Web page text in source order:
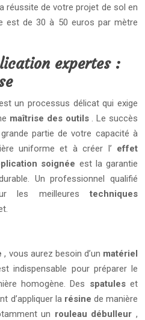
réussite de votre projet de sol en
est de 30 à 50 euros par mètre
expertes :
un processus délicat qui exige
maîtrise des outils . Le succès
partie de votre capacité à
uniforme et à créer l’ effet
soignée est la garantie
Un professionnel qualifié
les meilleures techniques
, vous aurez besoin d’un matériel
indispensable pour préparer le
homogène. Des spatules et
d’appliquer la résine de manière
un rouleau débulleur ,